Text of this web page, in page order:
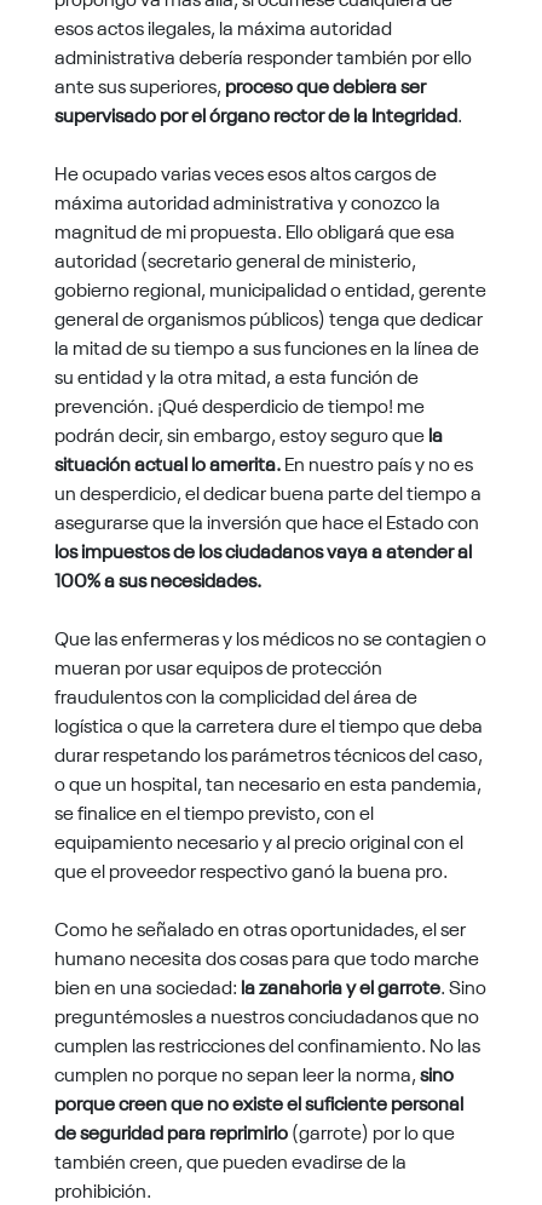
esos actos ilegales, la máxima autoridad
administrativa debería responder también por ello
ante sus superiores, proceso que debiera ser
supervisado por el órgano rector de la Integridad.
He ocupado varias veces esos altos cargos de
máxima autoridad administrativa y conozco la
magnitud de mi propuesta. Ello obligará que esa
autoridad (secretario general de ministerio,
gobierno regional, municipalidad o entidad, gerente
general de organismos públicos) tenga que dedicar
la mitad de su tiempo a sus funciones en la línea de
su entidad y la otra mitad, a esta función de
prevención. ¡Qué desperdicio de tiempo! me
podrán decir, sin embargo, estoy seguro quela
situación actual lo amerita.En nuestro país y no es
un desperdicio, el dedicar buena parte del tiempo a
asegurarse que la inversión que hace el Estado con
los impuestos de los ciudadanos vaya a atender al
100% a sus necesidades.
Que las enfermeras y los médicos no se contagien o
mueran por usar equipos de protección
fraudulentos con la complicidad del área de
logística o que la carretera dure el tiempo que deba
durar respetando los parámetros técnicos del caso,
o que un hospital, tan necesario en esta pandemia,
se finalice en el tiempo previsto, con el
equipamiento necesario y al precio original con el
que el proveedor respectivo ganó la buena pro.
Como he señalado en otras oportunidades, el ser
humano necesita dos cosas para que todo marche
bien en una sociedad: la zanahoria y el garrote. Sino
preguntémosles a nuestros conciudadanos que no
cumplen las restricciones del confinamiento. No las
cumplen no porque no sepan leer la norma,sino
porque creen que no existe el suficiente personal
de seguridad para reprimirlo(garrote) por lo que
también creen, que pueden evadirse de la
prohibición.